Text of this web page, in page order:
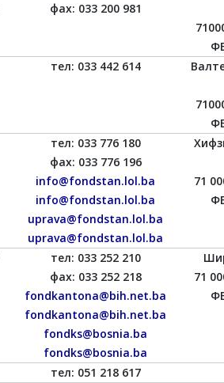
фаx: 033 200 981
тел: 033 442 614
тел: 033 776 180
фаx: 033 776 196
info@fondstan.lol.ba
info@fondstan.lol.ba
uprava@fondstan.lol.ba
uprava@fondstan.lol.ba
71
тел: 033 252 210
фаx: 033 252 218
fondkantona@bih.net.ba
fondkantona@bih.net.ba
fondks@bosnia.ba
fondks@bosnia.ba
71
тел: 051 218 617